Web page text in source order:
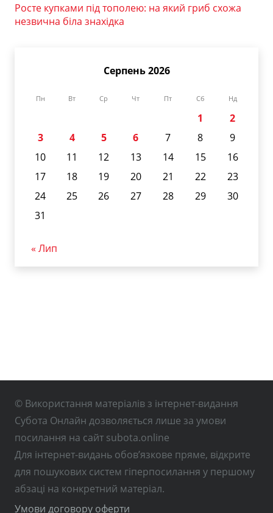
Росте купками під тополею: на який гриб схожа
незвична біла знахідка
Серпень 2026
Пн Вт Ср Чт Пт Сб Нд
1
2
3
4 5 6 7 8
9
10
11 12 13 14 15
16
17
18 19 20 21 22
23
24
25 26 27 28 29
30
31
« Лип
© Використання матеріалів з інтернет-видання
Субота Онлайн дозволяється лише за умови
посилання на сайт subota.online
Для інтернет-видань обов’язкове пряме, відкрите
для пошукових систем гіперпосилання у першому
абзаці на конкретний матеріал.
Умови договору оферти